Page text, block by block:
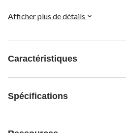
Afficher plus de détails
Caractéristiques
Spécifications